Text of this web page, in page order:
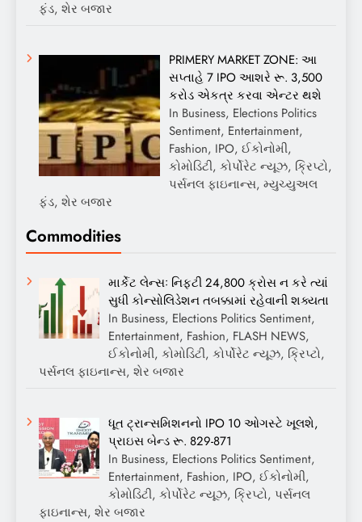
ફંડ, શેર બજાર
PRIMERY MARKET ZONE: આ
સપ્તાહે 7 IPO આશરે રૂ. 3,500
કરોડ એકત્ર કરવા એન્ટર થશે
In Business, Elections Politics
Sentiment, Entertainment,
Fashion, IPO, ઈકોનોમી,
કોમોડિટી, કોર્પોરેટ ન્યૂઝ, ક્રિપ્ટો,
પર્સનલ ફાઇનાન્સ, મ્યુચ્યુઅલ
ફંડ, શેર બજાર
Commodities
માર્કેટ લેન્સઃ નિફ્ટી 24,800 ક્રોસ ન કરે ત્યાં
સુધી કોન્સોલિડેશન તબક્કામાં રહેવાની શક્યતા
In Business, Elections Politics Sentiment,
Entertainment, Fashion, FLASH NEWS,
ઈકોનોમી, કોમોડિટી, કોર્પોરેટ ન્યૂઝ, ક્રિપ્ટો,
પર્સનલ ફાઇનાન્સ, શેર બજાર
ધૂત ટ્રાન્સમિશનનો IPO 10 ઓગસ્ટે ખૂલશે,
પ્રાઇસ બેન્ડ રૂ. 829-871
In Business, Elections Politics Sentiment,
Entertainment, Fashion, IPO, ઈકોનોમી,
કોમોડિટી, કોર્પોરેટ ન્યૂઝ, ક્રિપ્ટો, પર્સનલ
ફાઇનાન્સ, શેર બજાર